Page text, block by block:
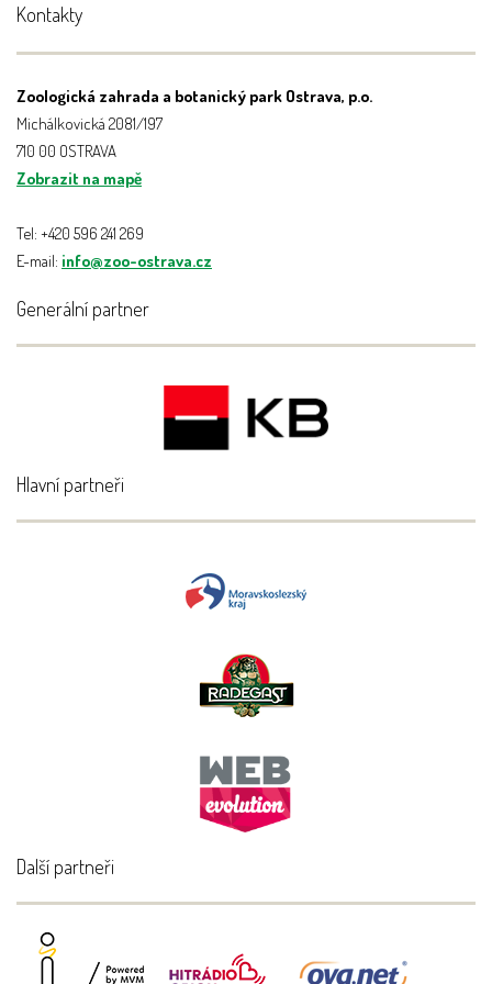
Kontakty
Zoologická zahrada a botanický park Ostrava, p.o.
Michálkovická 2081/197
710 00 OSTRAVA
Zobrazit na mapě
Tel: +420 596 241 269
E-mail: info@zoo-ostrava.cz
Generální partner
Hlavní partneři
Další partneři